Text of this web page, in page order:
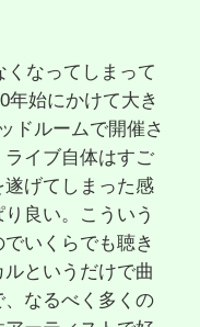
くなってしまって
年始にかけて大き
ドルームで開催さ
イブ自体はすご
遂げてしまった感
良い。こういう
いくらでも聴き
というだけで曲
なるべく多くの